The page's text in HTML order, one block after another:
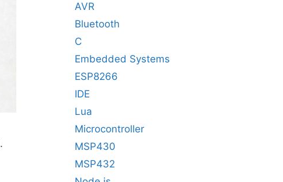
.
AVR
Bluetooth
C
Embedded Systems
ESP8266
IDE
Lua
Microcontroller
MSP430
MSP432